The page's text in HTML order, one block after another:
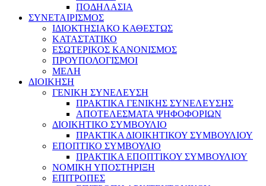
ΠΟΔΗΛΑΣΙΑ
ΣΥΝΕΤΑΙΡΙΣΜΟΣ
ΙΔΙΟΚΤΗΣΙΑΚΟ ΚΑΘΕΣΤΩΣ
ΚΑΤΑΣΤΑΤΙΚΟ
ΕΣΩΤΕΡΙΚΟΣ ΚΑΝΟΝΙΣΜΟΣ
ΠΡΟΥΠΟΛΟΓΙΣΜΟΙ
ΜΕΛΗ
ΔΙΟΙΚΗΣΗ
ΓΕΝΙΚΗ ΣΥΝΕΛΕΥΣΗ
ΠΡΑΚΤΙΚΑ ΓΕΝΙΚΗΣ ΣΥΝΕΛΕΥΣΗΣ
ΑΠΟΤΕΛΕΣΜΑΤΑ ΨΗΦΟΦΟΡΙΩΝ
ΔΙΟΙΚΗΤΙΚΟ ΣΥΜΒΟΥΛΙΟ
ΠΡΑΚΤΙΚΑ ΔΙΟΙΚΗΤΙΚΟΥ ΣΥΜΒΟΥΛΙΟΥ
ΕΠΟΠΤΙΚΟ ΣΥΜΒΟΥΛΙΟ
ΠΡΑΚΤΙΚΑ ΕΠΟΠΤΙΚΟΥ ΣΥΜΒΟΥΛΙΟΥ
ΝΟΜΙΚΗ ΥΠΟΣΤΗΡΙΞΗ
ΕΠΙΤΡΟΠΕΣ